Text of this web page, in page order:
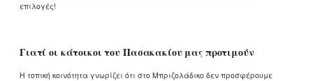
επιλογές!
Γιατί οι κάτοικοι του Πασακακίου μας προτιμούν
Η τοπική κοινότητα γνωρίζει ότι στο Μπριζολάδικο δεν προσφέρουμε